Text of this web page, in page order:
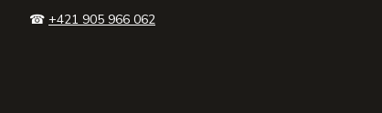
☎ +421 905 966 062